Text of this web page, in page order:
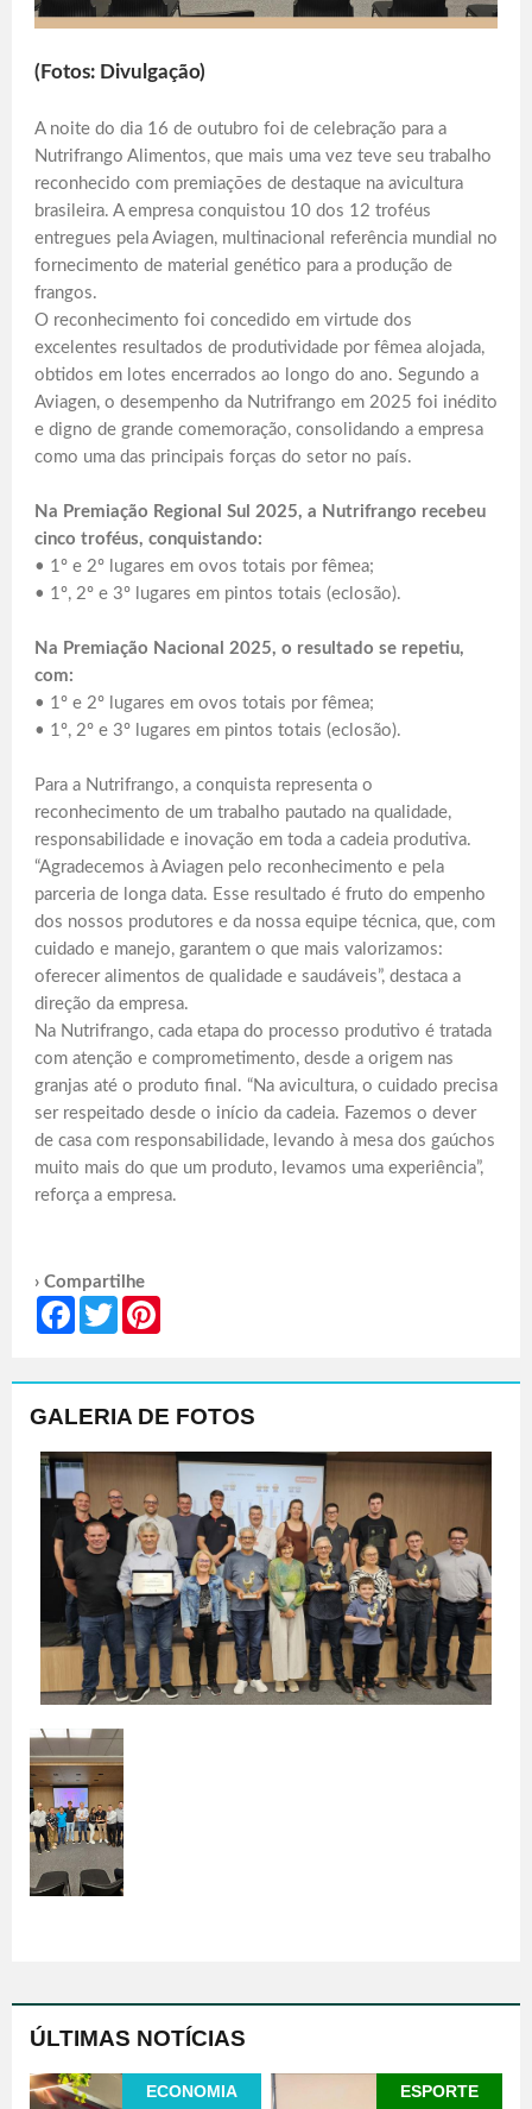
(Fotos: Divulgação)
A noite do dia 16 de outubro foi de celebração para a
Nutrifrango Alimentos, que mais uma vez teve seu trabalho
reconhecido com premiações de destaque na avicultura
brasileira. A empresa conquistou 10 dos 12 troféus
entregues pela Aviagen, multinacional referência mundial no
fornecimento de material genético para a produção de
frangos.
O reconhecimento foi concedido em virtude dos
excelentes resultados de produtividade por fêmea alojada,
obtidos em lotes encerrados ao longo do ano. Segundo a
Aviagen, o desempenho da Nutrifrango em 2025 foi inédito
e digno de grande comemoração, consolidando a empresa
como uma das principais forças do setor no país.
Na Premiação Regional Sul 2025, a Nutrifrango recebeu
cinco troféus, conquistando:
• 1º e 2º lugares em ovos totais por fêmea;
• 1º, 2º e 3º lugares em pintos totais (eclosão).
Na Premiação Nacional 2025, o resultado se repetiu,
com:
• 1º e 2º lugares em ovos totais por fêmea;
• 1º, 2º e 3º lugares em pintos totais (eclosão).
Para a Nutrifrango, a conquista representa o
reconhecimento de um trabalho pautado na qualidade,
responsabilidade e inovação em toda a cadeia produtiva.
“Agradecemos à Aviagen pelo reconhecimento e pela
parceria de longa data. Esse resultado é fruto do empenho
dos nossos produtores e da nossa equipe técnica, que, com
cuidado e manejo, garantem o que mais valorizamos:
oferecer alimentos de qualidade e saudáveis”, destaca a
direção da empresa.
Na Nutrifrango, cada etapa do processo produtivo é tratada
com atenção e comprometimento, desde a origem nas
granjas até o produto final. “Na avicultura, o cuidado precisa
ser respeitado desde o início da cadeia. Fazemos o dever
de casa com responsabilidade, levando à mesa dos gaúchos
muito mais do que um produto, levamos uma experiência”,
reforça a empresa.
› Compartilhe
Facebook
Twitter
GALERIA DE FOTOS
ÚLTIMAS NOTÍCIAS
ECONOMIA ESPORTE